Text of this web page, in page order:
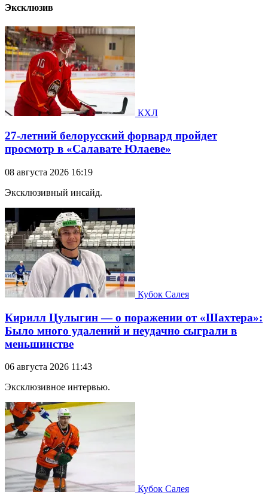
Эксклюзив
КХЛ
27-летний белорусский форвард пройдет
просмотр в «Салавате Юлаеве»
08 августа 2026 16:19
Эксклюзивный инсайд.
Кубок Салея
Кирилл Цулыгин — о поражении от «Шахтера»:
Было много удалений и неудачно сыграли в
меньшинстве
06 августа 2026 11:43
Эксклюзивное интервью.
Кубок Салея